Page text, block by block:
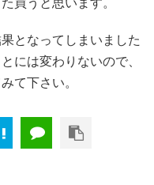
となってしまいました
には変わりないので、
て下さい。